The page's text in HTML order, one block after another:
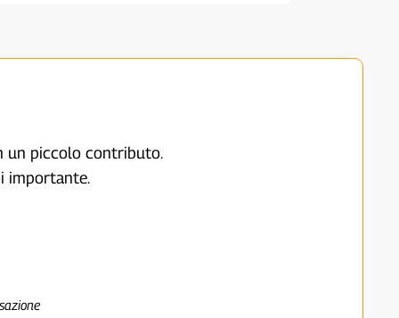
un piccolo contributo.
importante.